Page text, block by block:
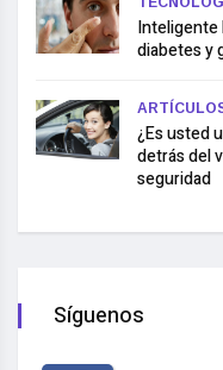
diabetes y
¿Es usted
detrás del
seguridad
Síguenos